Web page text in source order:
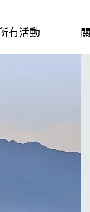
有活動